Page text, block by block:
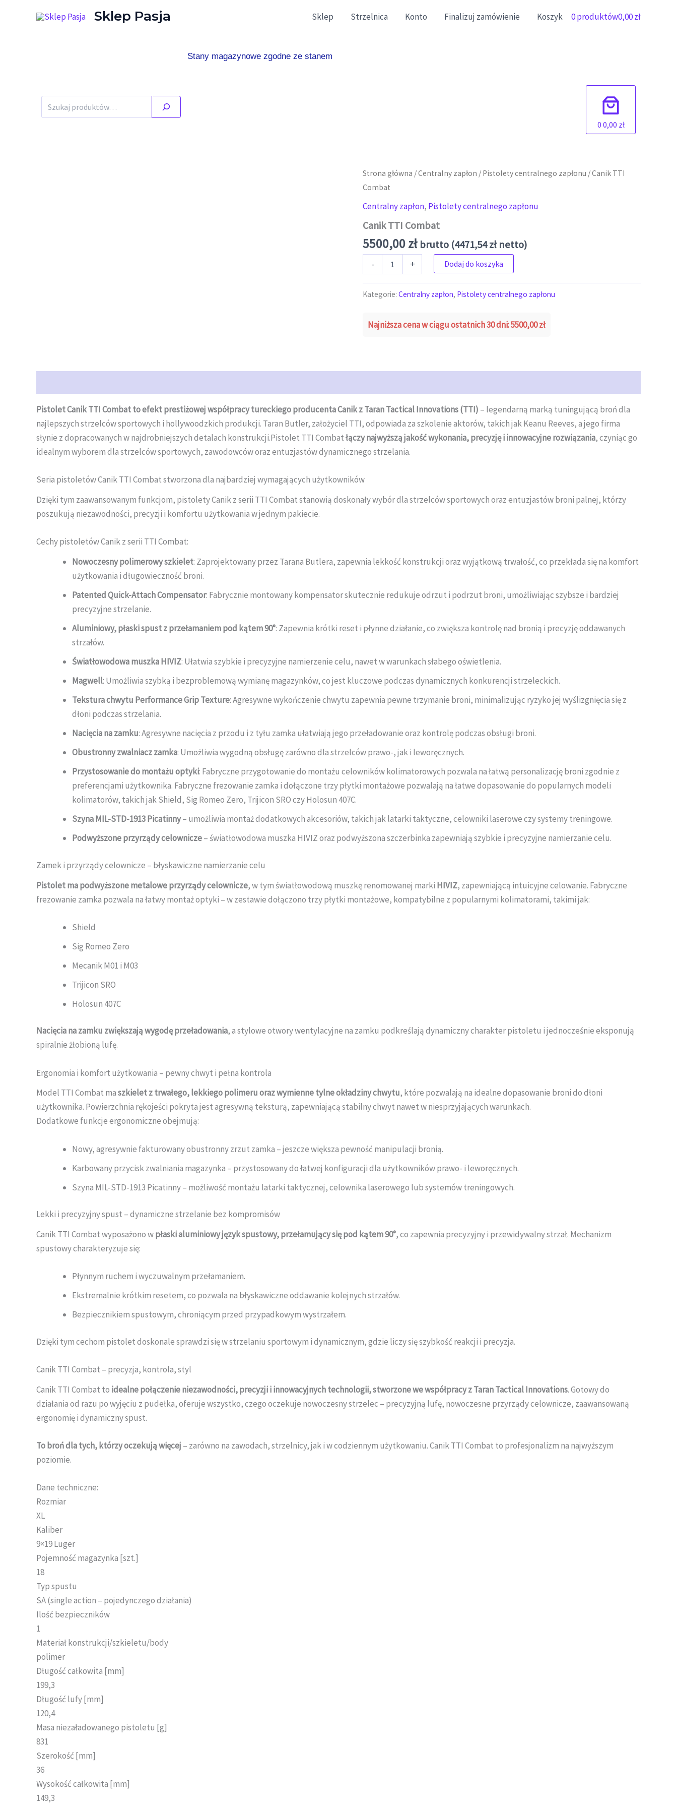
Sklep Pasja Sklep Strzelnica Konto Finalizuj zamówienie Koszyk 0 produktów0,00 zł
Stany magazynowe zgodne ze stanem faktycznym.
0 0,00 zł
Strona główna /Centralny zapłon / Pistolety centralnego zapłonu / Canik TTI
Combat
Centralny zapłon, Pistolety centralnego zapłonu
Canik TTI Combat
5500,00zł brutto (4471,54złnetto)
- + Dodaj do koszyka
Kategorie: Centralny zapłon, Pistolety centralnego zapłonu
Najniższa cena w ciągu ostatnich 30 dni:5500,00zł
Pistolet Canik TTI Combat to efekt prestiżowej współpracy tureckiego producenta Canik z Taran Tactical Innovations (TTI) – legendarną marką tuningującą broń dla
najlepszych strzelców sportowych i hollywoodzkich produkcji. Taran Butler, założyciel TTI, odpowiada za szkolenie aktorów, takich jak Keanu Reeves, a jego firma
słynie z dopracowanych w najdrobniejszych detalach konstrukcji.Pistolet TTI Combatłączy najwyższą jakość wykonania, precyzję i innowacyjne rozwiązania, czyniąc go
idealnym wyborem dla strzelców sportowych, zawodowców oraz entuzjastów dynamicznego strzelania.
Seria pistoletów Canik TTI Combat stworzona dla najbardziej wymagających użytkowników
Dzięki tym zaawansowanym funkcjom, pistolety Canik z serii TTI Combat stanowią doskonały wybór dla strzelców sportowych oraz entuzjastów broni palnej, którzy
poszukują niezawodności, precyzji i komfortu użytkowania w jednym pakiecie.
Cechy pistoletów Canik z serii TTI Combat:
Nowoczesny polimerowy szkielet: Zaprojektowany przez Tarana Butlera, zapewnia lekkość konstrukcji oraz wyjątkową trwałość, co przekłada się na komfort
użytkowania i długowieczność broni.
Patented Quick-Attach Compensator: Fabrycznie montowany kompensator skutecznie redukuje odrzut i podrzut broni, umożliwiając szybsze i bardziej
precyzyjne strzelanie.
Aluminiowy, płaski spust z przełamaniem pod kątem 90°: Zapewnia krótki reset i płynne działanie, co zwiększa kontrolę nad bronią i precyzję oddawanych
strzałów.
Światłowodowa muszka HIVIZ: Ułatwia szybkie i precyzyjne namierzenie celu, nawet w warunkach słabego oświetlenia.
Magwell: Umożliwia szybką i bezproblemową wymianę magazynków, co jest kluczowe podczas dynamicznych konkurencji strzeleckich.
Tekstura chwytu Performance Grip Texture: Agresywne wykończenie chwytu zapewnia pewne trzymanie broni, minimalizując ryzyko jej wyślizgnięcia się z
dłoni podczas strzelania.
Nacięcia na zamku: Agresywne nacięcia z przodu i z tyłu zamka ułatwiają jego przeładowanie oraz kontrolę podczas obsługi broni.
Obustronny zwalniacz zamka: Umożliwia wygodną obsługę zarówno dla strzelców prawo-, jak i leworęcznych.
Przystosowanie do montażu optyki: Fabryczne przygotowanie do montażu celowników kolimatorowych pozwala na łatwą personalizację broni zgodnie z
preferencjami użytkownika. Fabryczne frezowanie zamka i dołączone trzy płytki montażowe pozwalają na łatwe dopasowanie do popularnych modeli
kolimatorów, takich jak Shield, Sig Romeo Zero, Trijicon SRO czy Holosun 407C.
Szyna MIL-STD-1913 Picatinny– umożliwia montaż dodatkowych akcesoriów, takich jak latarki taktyczne, celowniki laserowe czy systemy treningowe.
Podwyższone przyrządy celownicze– światłowodowa muszka HIVIZ oraz podwyższona szczerbinka zapewniają szybkie i precyzyjne namierzanie celu.
Zamek i przyrządy celownicze – błyskawiczne namierzanie celu
Pistolet ma podwyższone metalowe przyrządy celownicze, w tym światłowodową muszkę renomowanej marki HIVIZ, zapewniającą intuicyjne celowanie. Fabryczne
frezowanie zamka pozwala na łatwy montaż optyki – w zestawie dołączono trzy płytki montażowe, kompatybilne z popularnymi kolimatorami, takimi jak:
Shield
Sig Romeo Zero
Mecanik M01 i M03
Trijicon SRO
Holosun 407C
Nacięcia na zamku zwiększają wygodę przeładowania, a stylowe otwory wentylacyjne na zamku podkreślają dynamiczny charakter pistoletu i jednocześnie eksponują
spiralnie żłobioną lufę.
Ergonomia i komfort użytkowania – pewny chwyt i pełna kontrola
Model TTI Combat maszkielet z trwałego, lekkiego polimeru oraz wymienne tylne okładziny chwytu, które pozwalają na idealne dopasowanie broni do dłoni
użytkownika. Powierzchnia rękojeści pokryta jest agresywną teksturą, zapewniającą stabilny chwyt nawet w niesprzyjających warunkach.
Dodatkowe funkcje ergonomiczne obejmują:
Nowy, agresywnie fakturowany obustronny zrzut zamka – jeszcze większa pewność manipulacji bronią.
Karbowany przycisk zwalniania magazynka – przystosowany do łatwej konfiguracji dla użytkowników prawo- i leworęcznych.
Szyna MIL-STD-1913 Picatinny – możliwość montażu latarki taktycznej, celownika laserowego lub systemów treningowych.
Lekki i precyzyjny spust – dynamiczne strzelanie bez kompromisów
Canik TTI Combat wyposażono wpłaski aluminiowy język spustowy, przełamujący się pod kątem 90°, co zapewnia precyzyjny i przewidywalny strzał. Mechanizm
spustowy charakteryzuje się:
Płynnym ruchem i wyczuwalnym przełamaniem.
Ekstremalnie krótkim resetem, co pozwala na błyskawiczne oddawanie kolejnych strzałów.
Bezpiecznikiem spustowym, chroniącym przed przypadkowym wystrzałem.
Dzięki tym cechom pistolet doskonale sprawdzi się w strzelaniu sportowym i dynamicznym, gdzie liczy się szybkość reakcji i precyzja.
Canik TTI Combat – precyzja, kontrola, styl
Canik TTI Combat to idealne połączenie niezawodności, precyzji i innowacyjnych technologii, stworzone we współpracy z Taran Tactical Innovations. Gotowy do
działania od razu po wyjęciu z pudełka, oferuje wszystko, czego oczekuje nowoczesny strzelec – precyzyjną lufę, nowoczesne przyrządy celownicze, zaawansowaną
ergonomię i dynamiczny spust.
To broń dla tych, którzy oczekują więcej – zarówno na zawodach, strzelnicy, jak i w codziennym użytkowaniu. Canik TTI Combat to profesjonalizm na najwyższym
poziomie.
Dane techniczne:
Rozmiar
XL
Kaliber
9×19 Luger
Pojemność magazynka [szt.]
18
Typ spustu
SA (single action – pojedynczego działania)
Ilość bezpieczników
1
Materiał konstrukcji/szkieletu/body
polimer
Długość całkowita [mm]
199,3
Długość lufy [mm]
120,4
Masa niezaładowanego pistoletu [g]
831
Szerokość [mm]
36
Wysokość całkowita [mm]
149,3